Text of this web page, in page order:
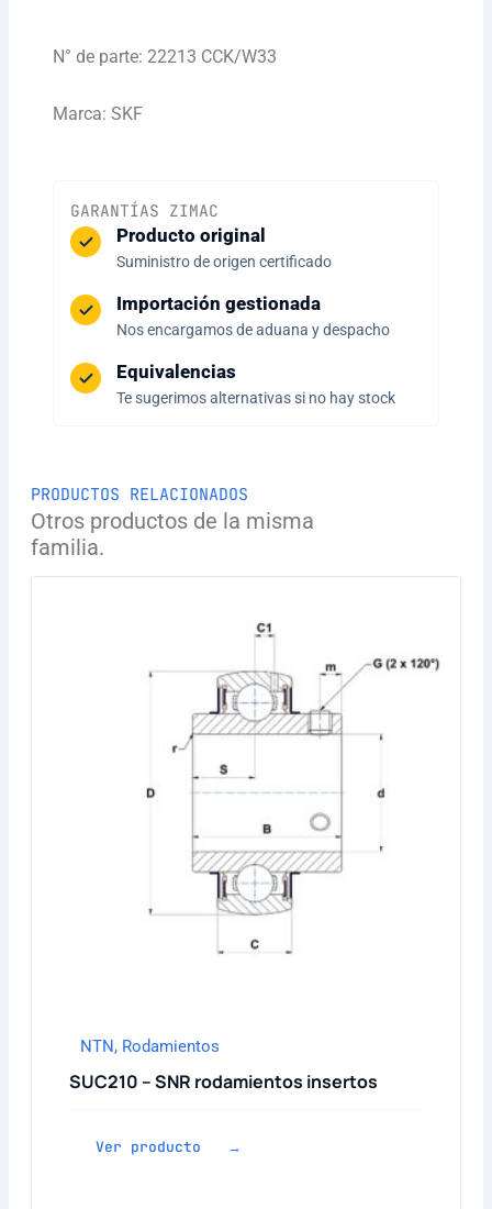
N° de parte: 22213 CCK/W33
Marca: SKF
GARANTÍAS ZIMAC
Producto original
Suministro de origen certificado
Importación gestionada
Nos encargamos de aduana y despacho
Equivalencias
Te sugerimos alternativas si no hay stock
PRODUCTOS RELACIONADOS
Otros productos de la misma
familia.
NTN, Rodamientos
SUC210 – SNR rodamientos insertos
Ver producto →